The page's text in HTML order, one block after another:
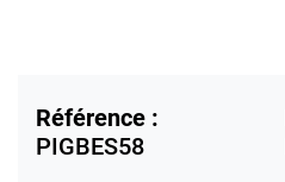
Référence :
PIGBES58